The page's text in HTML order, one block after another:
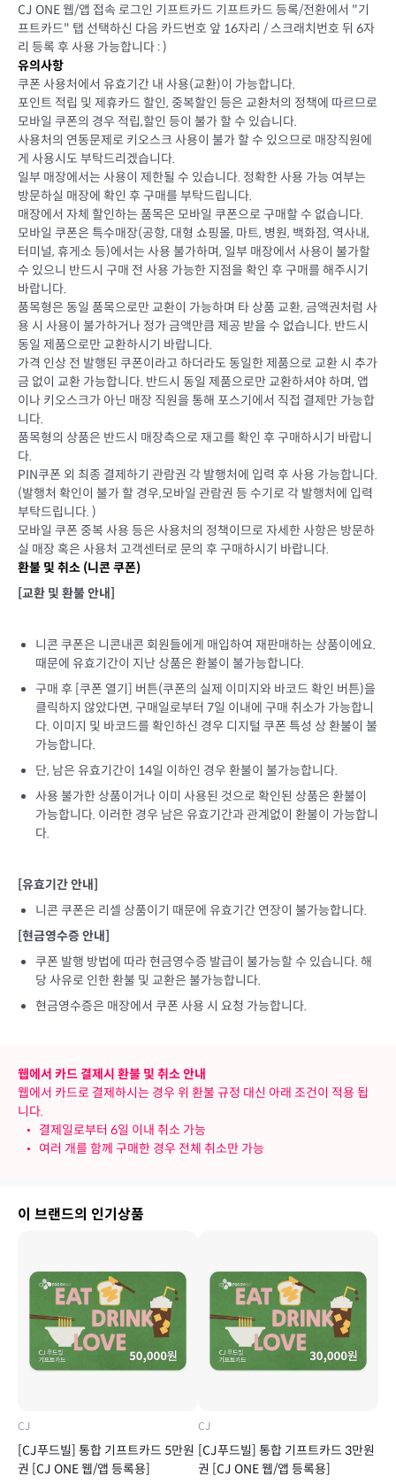
CJ ONE 웹/앱 접속 로그인 기프트카드 기프트카드 등록/전환에서 "기
프트카드" 탭 선택하신 다음 카드번호 앞 16자리 / 스크래치번호 뒤 6자
리 등록 후 사용 가능합니다 : )
유의사항
쿠폰 사용처에서 유효기간 내 사용(교환)이 가능합니다.
포인트 적립 및 제휴카드 할인, 중복할인 등은 교환처의 정책에 따르므로
모바일 쿠폰의 경우 적립,할인 등이 불가 할 수 있습니다.
사용처의 연동문제로 키오스크 사용이 불가 할 수 있으므로 매장직원에
게 사용시도 부탁드리겠습니다.
일부 매장에서는 사용이 제한될 수 있습니다. 정확한 사용 가능 여부는
방문하실 매장에 확인 후 구매를 부탁드립니다.
매장에서 자체 할인하는 품목은 모바일 쿠폰으로 구매할 수 없습니다.
모바일 쿠폰은 특수매장(공항, 대형 쇼핑몰, 마트, 병원, 백화점, 역사내,
터미널, 휴게소 등)에서는 사용 불가하며, 일부 매장에서 사용이 불가할
수 있으니 반드시 구매 전 사용 가능한 지점을 확인 후 구매를 해주시기
바랍니다.
품목형은 동일 품목으로만 교환이 가능하며 타 상품 교환, 금액권처럼 사
용 시 사용이 불가하거나 정가 금액만큼 제공 받을 수 없습니다. 반드시
동일 제품으로만 교환하시기 바랍니다.
가격 인상 전 발행된 쿠폰이라고 하더라도 동일한 제품으로 교환 시 추가
금 없이 교환 가능합니다. 반드시 동일 제품으로만 교환하셔야 하며, 앱
이나 키오스크가 아닌 매장 직원을 통해 포스기에서 직접 결제만 가능합
니다.
품목형의 상품은 반드시 매장측으로 재고를 확인 후 구매하시기 바랍니
다.
PIN쿠폰 외 최종 결제하기 관람권 각 발행처에 입력 후 사용 가능합니다.
(발행처 확인이 불가 할 경우,모바일 관람권 등 수기로 각 발행처에 입력
부탁드립니다. )
모바일 쿠폰 중복 사용 등은 사용처의 정책이므로 자세한 사항은 방문하
실 매장 혹은 사용처 고객센터로 문의 후 구매하시기 바랍니다.
환불 및 취소 (니콘 쿠폰)
[교환 및 환불 안내]
니콘 쿠폰은 니콘내콘 회원들에게 매입하여 재판매하는 상품이에요.
때문에 유효기간이 지난 상품은 환불이 불가능합니다.
구매 후 [쿠폰 열기] 버튼(쿠폰의 실제 이미지와 바코드 확인 버튼)을
클릭하지 않았다면, 구매일로부터 7일 이내에 구매 취소가 가능합니
다. 이미지 및 바코드를 확인하신 경우 디지털 쿠폰 특성 상 환불이 불
가능합니다.
단, 남은 유효기간이 14일 이하인 경우 환불이 불가능합니다.
사용 불가한 상품이거나 이미 사용된 것으로 확인된 상품은 환불이
가능합니다. 이러한 경우 남은 유효기간과 관계없이 환불이 가능합니
다.
[유효기간 안내]
니콘 쿠폰은 리셀 상품이기 때문에 유효기간 연장이 불가능합니다.
[현금영수증 안내]
쿠폰 발행 방법에 따라 현금영수증 발급이 불가능할 수 있습니다. 해
당 사유로 인한 환불 및 교환은 불가능합니다.
현금영수증은 매장에서 쿠폰 사용 시 요청 가능합니다.
웹에서 카드 결제시 환불 및 취소 안내
웹에서 카드로 결제하시는 경우 위 환불 규정 대신 아래 조건이 적용 됩
니다.
•
결제일로부터 6일 이내 취소 가능
•
여러 개를 함께 구매한 경우 전체 취소만 가능
이 브랜드의 인기상품
CJ
[CJ푸드빌] 통합 기프트카드 5만원
권 [CJ ONE 웹/앱 등록용]
CJ
[CJ푸드빌] 통합 기프트카드 3만원
권 [CJ ONE 웹/앱 등록용]